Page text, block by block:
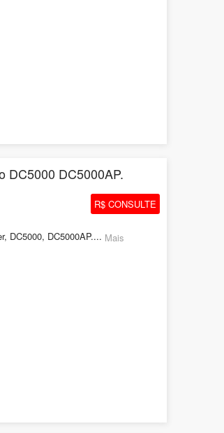
DC5000 DC5000AP.
R$ CONSULTE
DC5000, DC5000AP.... Mais